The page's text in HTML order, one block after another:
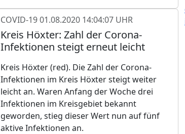
COVID-1901.08.2020 14:04:07 UHR
Kreis Höxter: Zahl der Corona-
Infektionen steigt erneut leicht
Kreis Höxter (red). Die Zahl der Corona-
Infektionen im Kreis Höxter steigt weiter
leicht an. Waren Anfang der Woche drei
Infektionen im Kreisgebiet bekannt
geworden, stieg dieser Wert nun auf fünf
aktive Infektionen an.